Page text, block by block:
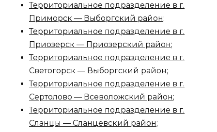
Территориальное подразделение в г.
Приморск — Выборгский район;
Территориальное подразделение в г.
Приозерск — Приозерский район;
Территориальное подразделение в г.
Светогорск — Выборгский район;
Территориальное подразделение в г.
Сертолово — Всеволожский район;
Территориальное подразделение в г.
Сланцы — Сланцевский район;